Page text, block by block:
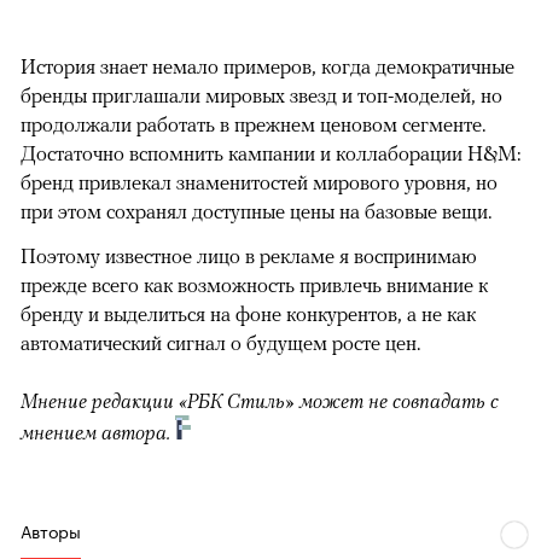
История знает немало примеров, когда демократичные
бренды приглашали мировых звезд и топ-моделей, но
продолжали работать в прежнем ценовом сегменте.
Достаточно вспомнить кампании и коллаборации H&M:
бренд привлекал знаменитостей мирового уровня, но
при этом сохранял доступные цены на базовые вещи.
Поэтому известное лицо в рекламе я воспринимаю
прежде всего как возможность привлечь внимание к
бренду и выделиться на фоне конкурентов, а не как
автоматический сигнал о будущем росте цен.
Мнение редакции «РБК Стиль» может не совпадать с
мнением автора.
Авторы